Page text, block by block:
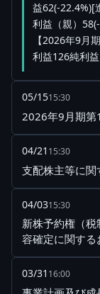
益62(-22.4%)[
利益（親）
【2026年9月
利益126純利
05/1515:30
2026年9月期第
04/21 15:30
支配株主等に関
04/0315:30
新株予約権（
容確定に関する
03/31 16:00